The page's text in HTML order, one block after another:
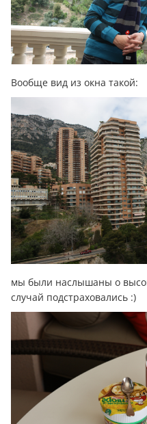
Вообще вид из окна такой:
мы были наслышаны о
случай подстраховались :)